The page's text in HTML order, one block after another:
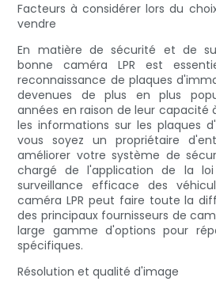
Facteurs à considérer lors du
vendre
En matière de sécurité et de
bonne caméra LPR est
reconnaissance de plaques
devenues de plus en plus
années en raison de leur capacité
les informations sur les plaques
vous soyez un propriétaire
améliorer votre système de
chargé de l'application de la
surveillance efficace des
caméra LPR peut faire toute la
des principaux fournisseurs de
large gamme d'options pour
spécifiques.
Résolution et qualité d'image